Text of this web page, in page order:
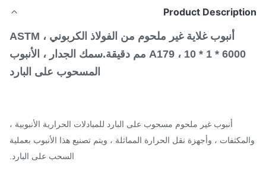
Product
أنبوب غلاية غير ملحوم من الفولاذ الكربوني ، ASTM
A179 ، 10 * 1 * 6000 مم دقيقة.سمك الجدار ، الأنبوب
المسحوب على البارد
أنبوب غير ملحوم مسحوب على البارد للمبادلات الحرارية الأنبوبية ،
، وأجهزة نقل الحرارة المماثلة ، ويتم تصنيع هذا الأنبوب بعملية
السحب على البارد.